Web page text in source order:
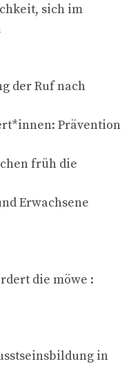
sich im
der Ruf nach
Prävention
früh die
Erwachsene
die möwe :
in